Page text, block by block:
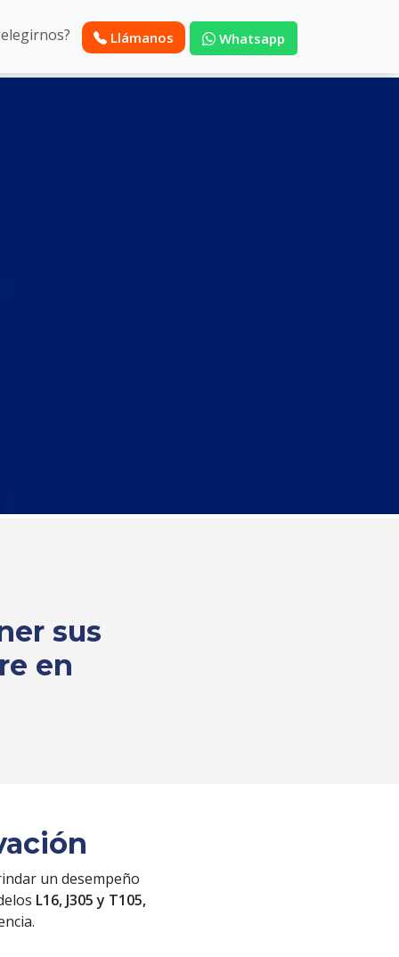
Llámanos Whatsapp
sus
en
un desempeño
L16, J305 y T105,